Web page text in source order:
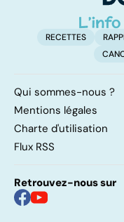
RECETTES
Qui sommes-nous ?
Mentions légales
Charte d'utilisation
Flux RSS
Retrouvez-nous sur